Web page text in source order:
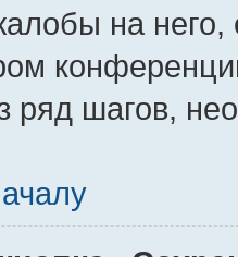
на
ряд шагов,